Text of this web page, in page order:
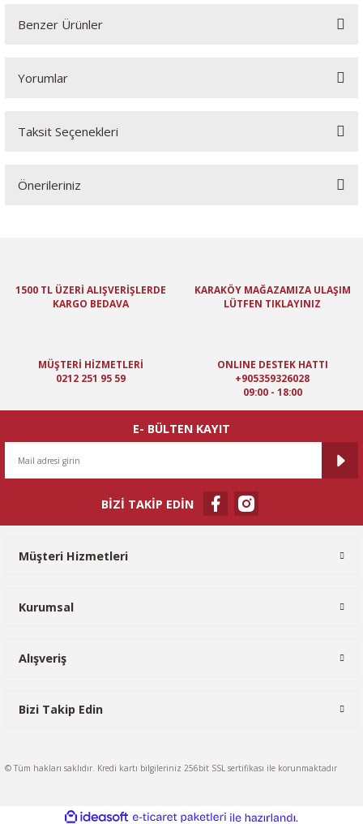
Benzer Ürünler
Yorumlar
Taksit Seçenekleri
Önerileriniz
Ürün resmi kalitesiz, bozuk veya görüntülenemiyor.
Ürün bilgilerinde hatalar bulunuyor.
Ürün fiyatı diğer sitelerden daha pahalı.
Gönder
1500 TL ÜZERİ ALIŞVERİŞLERDE
KARGO BEDAVA
KARAKÖY MAĞAZAMIZA ULAŞIM
LÜTFEN TIKLAYINIZ
MÜŞTERİ HİZMETLERİ
0212 251 95 59
ONLINE DESTEK HATTI
+905359326028
09:00 - 18:00
E- BÜLTEN KAYIT
BİZİ TAKİP EDİN
Müşteri Hizmetleri
Kurumsal
Alışveriş
Bizi Takip Edin
© Tüm hakları saklıdır. Kredi kartı bilgileriniz 256bit SSL sertifikası ile korunmaktadır
ideasoft e-